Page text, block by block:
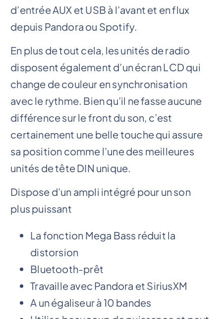
d’entrée AUX et USB à l’avant et en flux
depuis Pandora ou Spotify.
En plus de tout cela, les unités de radio
disposent également d’un écran LCD qui
change de couleur en synchronisation
avec le rythme. Bien qu’il ne fasse aucune
différence sur le front du son, c’est
certainement une belle touche qui assure
sa position comme l’une des meilleures
unités de tête DIN unique.
Dispose d’un ampli intégré pour un son
plus puissant
La fonction Mega Bass réduit la
distorsion
Bluetooth-prêt
Travaille avec Pandora et SiriusXM
A un égaliseur à 10 bandes